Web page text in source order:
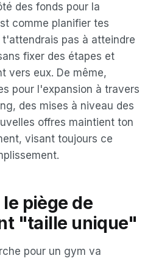
des fonds pour la
comme planifier tes
pas à atteindre
fixer des étapes et
vers eux. De même,
pour l'expansion à travers
des mises à niveau des
offres maintient ton
visant toujours ce
piège de
"taille unique"
pour un gym va